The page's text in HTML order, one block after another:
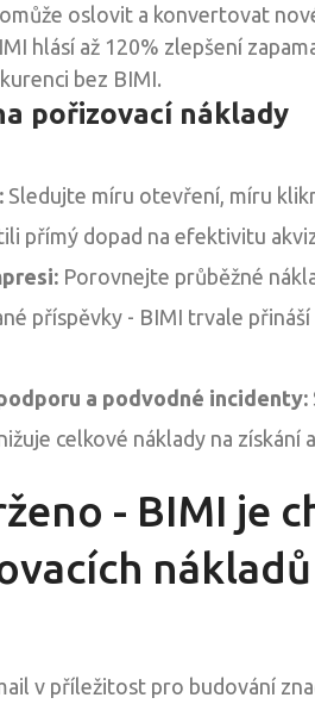
oslovit a konvertovat
hlásí až 120% zlepšení
bez BIMI.
pořizovací náklady
Sledujte míru otevření, míru
přímý dopad na efektivitu
Porovnejte průběžné
příspěvky - BIMI trvale
a podvodné incidenty:
celkové náklady na získání
- BIMI je
nákladů
v příležitost pro budování